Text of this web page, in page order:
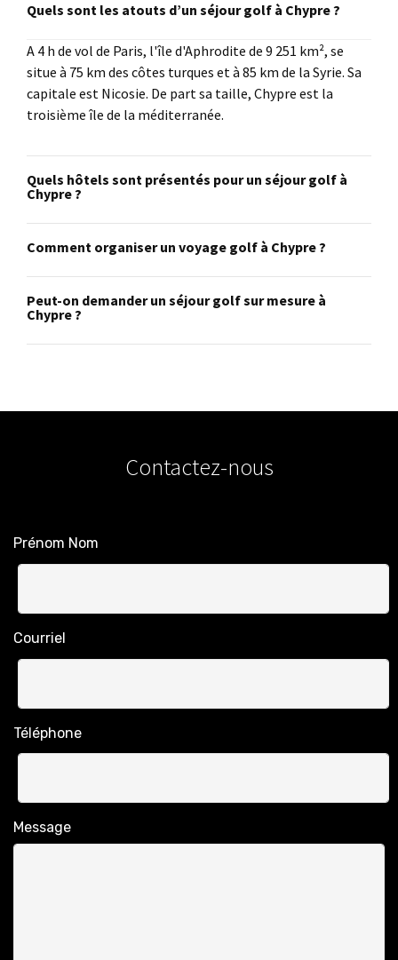
Quels sont les atouts d’un séjour golf à Chypre ?
A 4 h de vol de Paris, l'île d'Aphrodite de 9 251 km², se
situe à 75 km des côtes turques et à 85 km de la Syrie. Sa
capitale est Nicosie. De part sa taille, Chypre est la
troisième île de la méditerranée.
Quels hôtels sont présentés pour un séjour golf à
Chypre ?
Comment organiser un voyage golf à Chypre ?
Peut-on demander un séjour golf sur mesure à
Chypre ?
Contactez-nous
Prénom Nom
Courriel
Téléphone
Message